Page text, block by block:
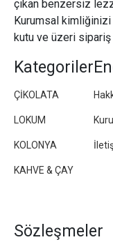
çıkan benzersiz
Kurumsal
kutu ve üzeri sipariş
Kategoriler
ÇİKOLATA
LOKUM
KOLONYA
KAHVE & ÇAY
Sözleşmeler